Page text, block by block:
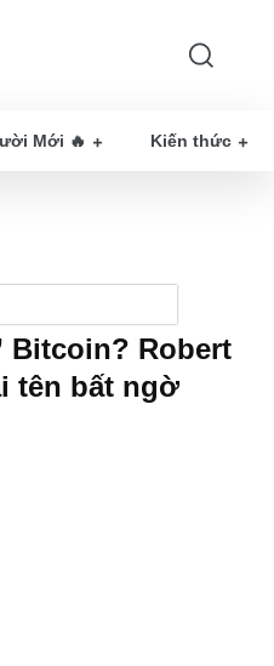
Mới 🔥 Kiến thức
Bitcoin? Robert
tên bất ngờ